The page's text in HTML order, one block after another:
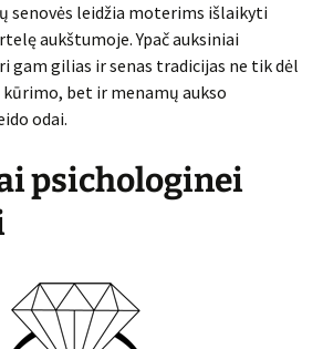
senovės leidžia moterims išlaikyti
aukštumoje. Ypač auksiniai
gam gilias ir senas tradicijas ne tik dėl
bet ir menamų aukso
odai.
psichologinei